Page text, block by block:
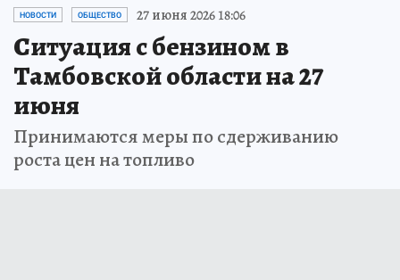
НОВОСТИ ОБЩЕСТВО 27 июня 2026 18:06
Ситуация с бензином в
Тамбовской области на 27
июня
Принимаются меры по сдерживанию
роста цен на топливо